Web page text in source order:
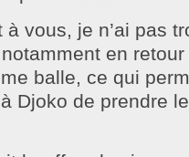
vous, je n’ai pas
en
balle, ce qui
Djoko de prendre